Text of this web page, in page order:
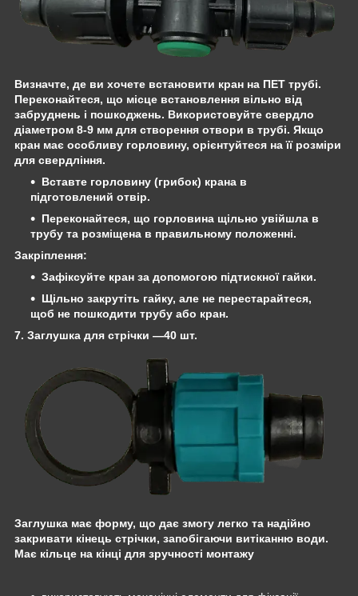
Визначте, де ви хочете встановити кран на ПЕТ трубі.
Переконайтеся, що місце встановлення вільно від
забруднень і пошкоджень. Використовуйте свердло
діаметром 8-9 мм для створення отвори в трубі. Якщо
кран має особливу горловину, орієнтуйтеся на її розміри
для свердління.
Вставте горловину (грибок) крана в
підготовлений отвір.
Переконайтеся, що горловина щільно увійшла в
трубу та розміщена в правильному положенні.
Закріплення:
Зафіксуйте кран за допомогою підтискної гайки.
Щільно закрутіть гайку, але не перестарайтеся,
щоб не пошкодити трубу або кран.
7. Заглушка для стрічки —40 шт.
Заглушка має форму, що дає змогу легко та надійно
закривати кінець стрічки, запобігаючи витіканню води.
Має кільце на кінці для зручності монтажу